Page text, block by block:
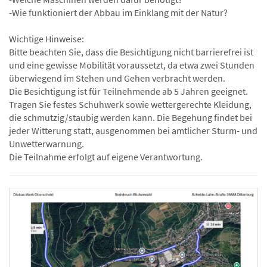
-Wie funktioniert der Abbau im Einklang mit der Natur?
Wichtige Hinweise:
Bitte beachten Sie, dass die Besichtigung nicht barrierefrei ist
und eine gewisse Mobilität voraussetzt, da etwa zwei Stunden
überwiegend im Stehen und Gehen verbracht werden.
Die Besichtigung ist für Teilnehmende ab 5 Jahren geeignet.
Tragen Sie festes Schuhwerk sowie wettergerechte Kleidung,
die schmutzig/staubig werden kann. Die Begehung findet bei
jeder Witterung statt, ausgenommen bei amtlicher Sturm- und
Unwetterwarnung.
Die Teilnahme erfolgt auf eigene Verantwortung.